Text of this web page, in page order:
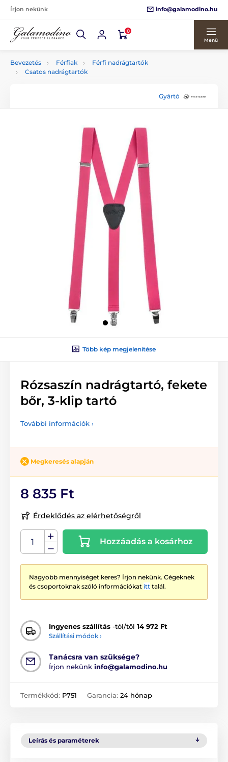
Írjon nekünk info@galamodino.hu
0
Menü
Bevezetés Férfiak
Férfi nadrágtartók
Csatos nadrágtartók
Gyártó
Több kép megjelenítése
Rózsaszín nadrágtartó, fekete
bőr, 3-klip tartó
További információk ›
Megkeresés alapján
8 835 Ft
Érdeklődés az elérhetőségről
Hozzáadás a kosárhoz
Nagyobb mennyiséget keres? Írjon nekünk. Cégeknek
és csoportoknak szóló információkat itt talál.
Ingyenes szállítás -tól/től 14 972 Ft
Szállítási módok ›
Tanácsra van szüksége?
Írjon nekünk info@galamodino.hu
Termékkód: P751 Garancia: 24 hónap
Leírás és paraméterek